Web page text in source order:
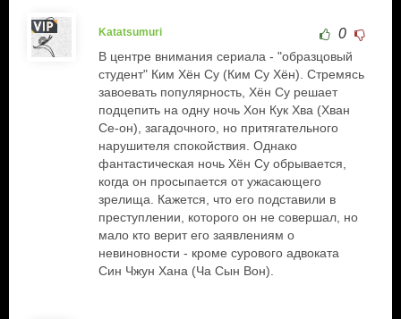
Katatsumuri 0
В центре внимания сериала - "образцовый
студент" Ким Хён Су (Ким Су Хён). Стремясь
завоевать популярность, Хён Су решает
подцепить на одну ночь Хон Кук Хва (Хван
Се-он), загадочного, но притягательного
нарушителя спокойствия. Однако
фантастическая ночь Хён Су обрывается,
когда он просыпается от ужасающего
зрелища. Кажется, что его подставили в
преступлении, которого он не совершал, но
мало кто верит его заявлениям о
невиновности - кроме сурового адвоката
Син Чжун Хана (Ча Сын Вон).